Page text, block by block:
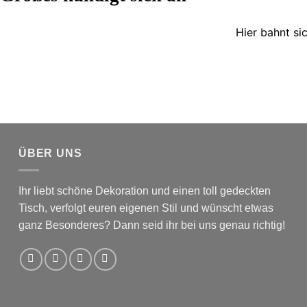
Hier bahnt
ÜBER UNS
Ihr liebt schöne Dekoration und einen toll gedeckten
Tisch, verfolgt euren eigenen Stil und wünscht etwas
ganz Besonderes? Dann seid ihr bei uns genau richtig!